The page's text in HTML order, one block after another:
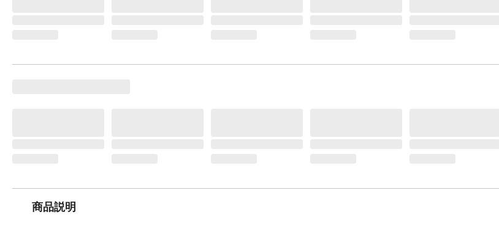
商品説明